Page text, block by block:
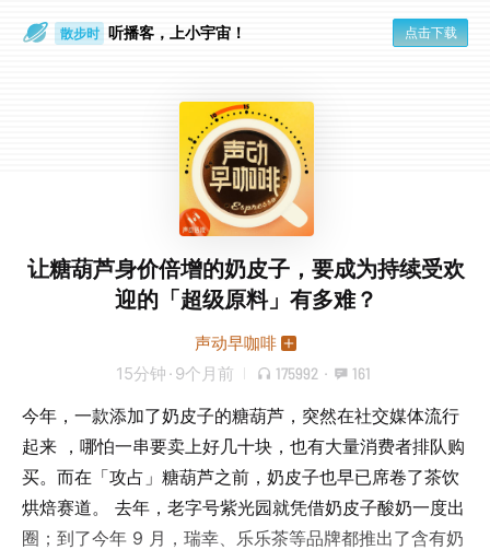
散步时 听播客，上小宇宙！ 点击下载
让糖葫芦身价倍增的奶皮子，要成为持续受欢
迎的「超级原料」有多难？
声动早咖啡
15分钟 · 9个月前 175992 · 161
今年，一款添加了奶皮子的糖葫芦，突然在社交媒体流行
起来 ，哪怕一串要卖上好几十块，也有大量消费者排队购
买。而在「攻占」糖葫芦之前，奶皮子也早已席卷了茶饮
烘焙赛道。 去年，老字号紫光园就凭借奶皮子酸奶一度出
圈；到了今年 9 月，瑞幸、乐乐茶等品牌都推出了含有奶